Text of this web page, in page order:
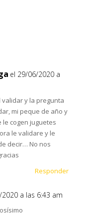
el 29/06/2020 a
y la pregunta
mi peque de año y
le cogen juguetes
le validare y le
decir… No nos
Responder
a las 6:43 am